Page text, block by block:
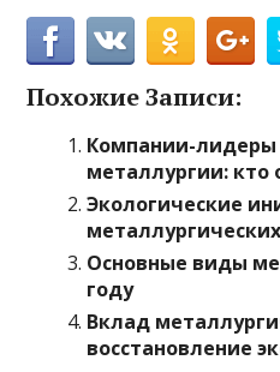
Похожие Записи:
Компании-лидеры
металлургии: кто
Экологические
Основные виды
году
Вклад
восстановление